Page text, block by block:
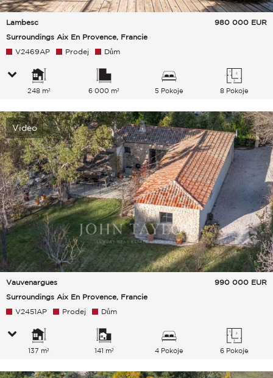
Lambesc
Surroundings Aix En Provence, Francie
980 000 EUR
V2469AP Prodej Dům
248 m² 6 000 m² 5 Pokoje 8 Pokoje
Video
Vauvenargues
Surroundings Aix En Provence, Francie
990 000 EUR
V2451AP Prodej Dům
137 m² 141 m² 4 Pokoje 6 Pokoje